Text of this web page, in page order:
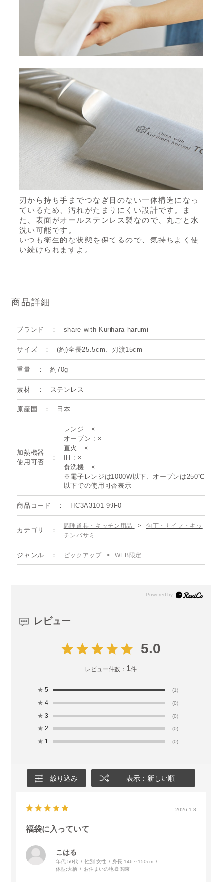
刃から持ち手までつなぎ目のない一体構造になっ
ているため、汚れがたまりにくい設計です。ま
た、表面がオールステンレス製なので、丸ごと水
洗い可能です。
いつも衛生的な状態を保てるので、気持ちよく使
い続けられますよ。
商品詳細
ブランド share with Kurihara harumi
サイズ (約)全長25.5cm、刃渡15cm
重量 約70g
素材 ステンレス
原産国 日本
加熱機器
使用可否
レンジ : ×
オーブン : ×
直火 : ×
IH : ×
食洗機 : ×
※電子レンジは1000W以下、オーブンは250℃
以下での使用可否表示
商品コード HC3A3101-99F0
カテゴリ
調理道具・キッチン用品 >
包丁・ナイフ・キッ
チンバサミ
ジャンル ピックアップ > WEB限定
レビュー
5.0
レビュー件数： 1件
★ 5 (1)
★ 4 (0)
★ 3 (0)
★ 2 (0)
★ 1 (0)
絞り込み 表示：新しい順
2026.1.8
福袋に入っていて
こはる
年代:50代 性別:女性 身長:146～150cm
体型:大柄 お住まいの地域:関東